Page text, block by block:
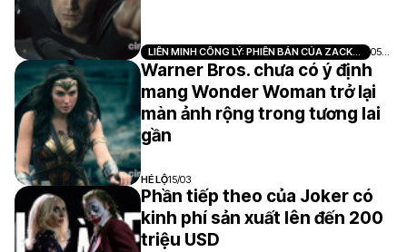
LIÊN MINH CÔNG LÝ: PHIÊN BẢN CỦA ZACK
SNYDER
05/0
Warner Bros. chưa có ý định
mang Wonder Woman trở lại
màn ảnh rộng trong tương lai
gần
HÉ LỘ15/03
Phần tiếp theo của Joker có
kinh phí sản xuất lên đến 200
triệu USD